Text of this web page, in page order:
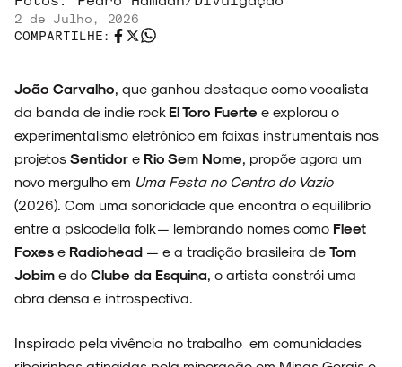
2 de Julho, 2026
COMPARTILHE:
João Carvalho, que ganhou destaque como vocalista
da banda de indie rock El Toro Fuerte e explorou o
experimentalismo eletrônico em faixas instrumentais nos
projetos Sentidor e Rio Sem Nome, propõe agora um
novo mergulho em Uma Festa no Centro do Vazio
(2026). Com uma sonoridade que encontra o equilíbrio
entre a psicodelia folk — lembrando nomes como Fleet
Foxes e Radiohead — e a tradição brasileira de Tom
Jobim e do Clube da Esquina, o artista constrói uma
obra densa e introspectiva.
Inspirado pela vivência no trabalho em comunidades